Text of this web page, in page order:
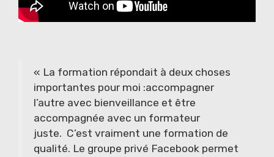
« La formation répondait à deux choses
importantes pour moi :accompagner
l’autre avec bienveillance et être
accompagnée avec un formateur
juste. C’est vraiment une formation de
qualité. Le groupe privé Facebook permet